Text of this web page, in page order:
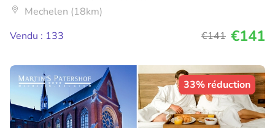
Mechelen (18km)
Vendu : 133
€141 €141
33% réduction